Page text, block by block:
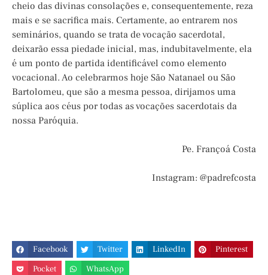
cheio das divinas consolações e, consequentemente, reza
mais e se sacrifica mais. Certamente, ao entrarem nos
seminários, quando se trata de vocação sacerdotal,
deixarão essa piedade inicial, mas, indubitavelmente, ela
é um ponto de partida identificável como elemento
vocacional. Ao celebrarmos hoje São Natanael ou São
Bartolomeu, que são a mesma pessoa, dirijamos uma
súplica aos céus por todas as vocações sacerdotais da
nossa Paróquia.
Pe. Françoá Costa
Instagram: @padrefcosta
Facebook Twitter LinkedIn
Pinterest
Pocket
WhatsApp